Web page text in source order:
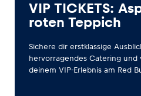
VIP TICKETS:
roten Teppich
Sichere dir erstklassige
hervorragendes Catering
deinem VIP-Erlebnis am Red